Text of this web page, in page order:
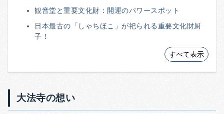
観音堂と重要文化財：開運のパワースポット
日本最古の「しゃちほこ」が祀られる重要文化財厨
子！
すべて表示
大法寺の想い